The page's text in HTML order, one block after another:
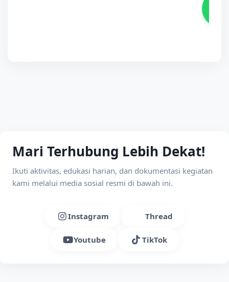
Mari Terhubung Lebih Dekat!
Ikuti aktivitas, edukasi harian, dan dokumentasi kegiatan
kami melalui media sosial resmi di bawah ini.
Instagram Thread
Youtube TikTok